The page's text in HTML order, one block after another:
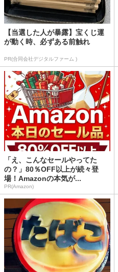
【当選した人が暴露】宝くじ運
が動く時、必ずある前触れ
PR(合同会社デジタルファーム )
「え、こんなセールやってた
の？」80％OFF以上が続々登
場！Amazonの本気が...
PR(Amazon)